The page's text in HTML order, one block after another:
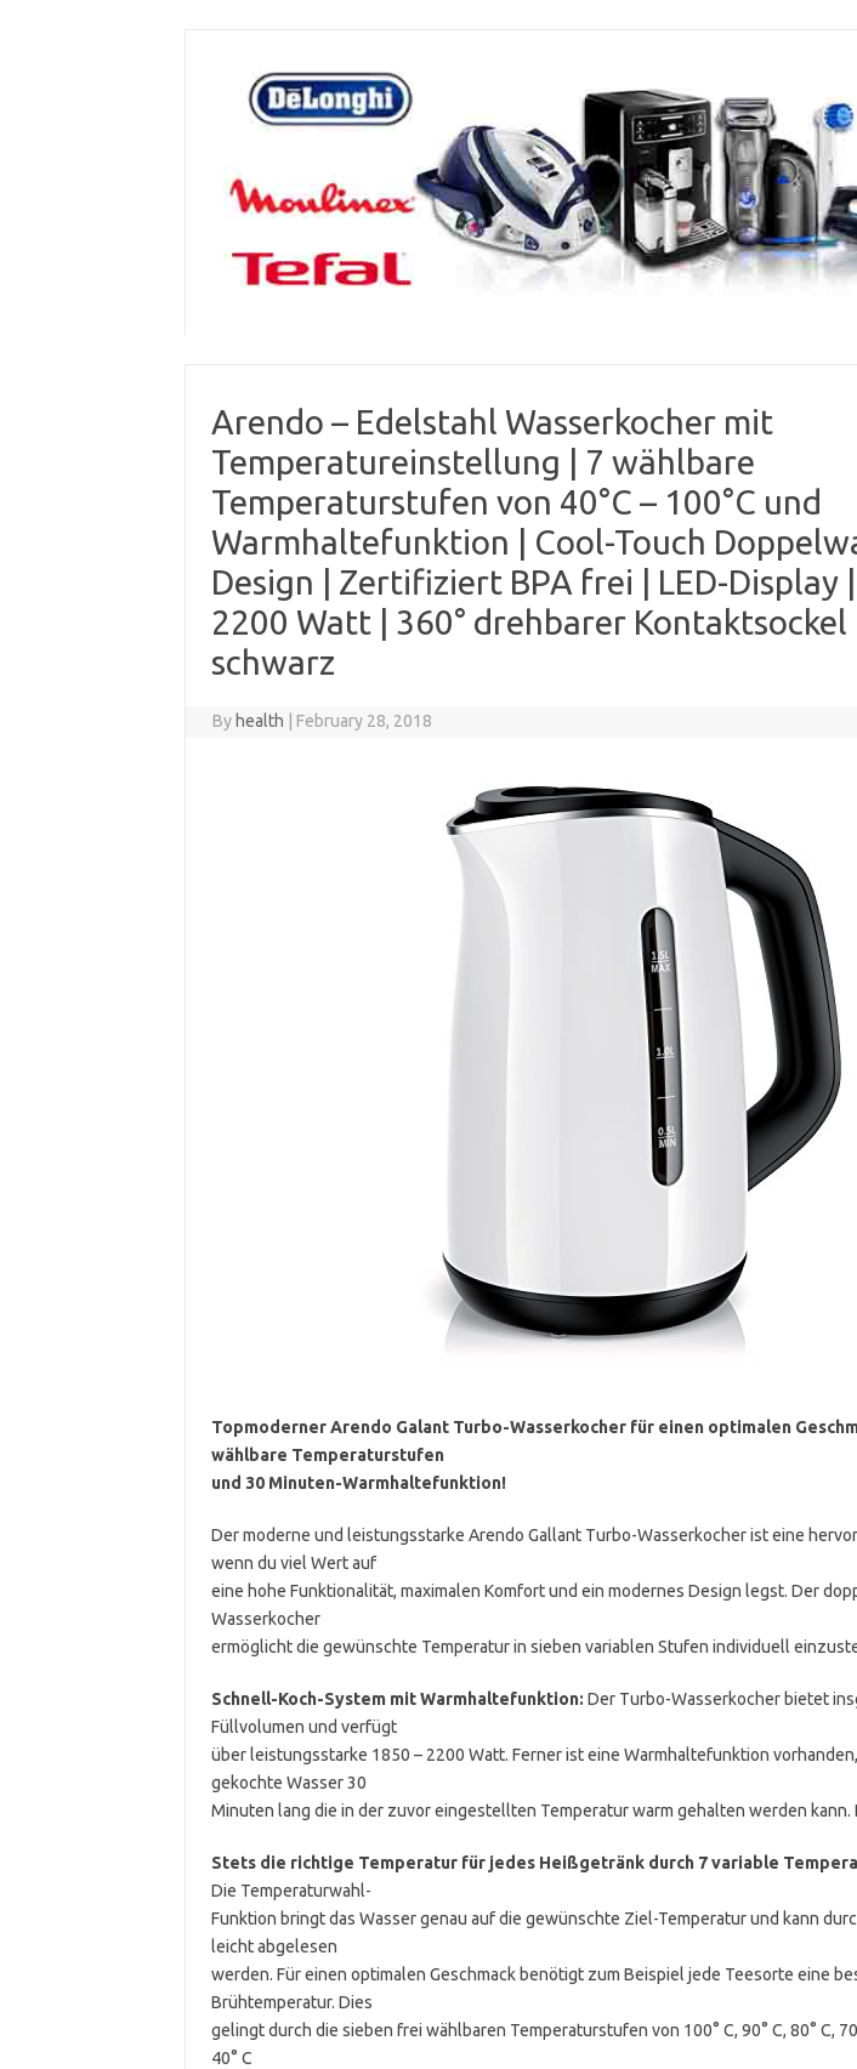
Arendo – Edelstahl Wasserkocher mit
Temperatureinstellung | 7 wählbare
Temperaturstufen von 40°C – 100°C und
Warmhaltefunktion | Cool-Touch
Design | Zertifiziert BPA frei | LED-Display |
2200 Watt | 360° drehbarer
schwarz
By health February 28, 2018
Topmoderner Arendo Galant Turbo-Wasserkocher für einen optimalen
wählbare Temperaturstufen
und 30 Minuten-Warmhaltefunktion!
Der moderne und leistungsstarke Arendo Gallant Turbo-Wasserkocher ist eine
wenn du viel Wert auf
eine hohe Funktionalität, maximalen Komfort und ein modernes Design legst. Der
Wasserkocher
ermöglicht die gewünschte Temperatur in sieben variablen Stufen individuell
Schnell-Koch-System mit Warmhaltefunktion: Der Turbo-Wasserkocher bietet
Füllvolumen und verfügt
über leistungsstarke 1850 – 2200 Watt. Ferner ist eine Warmhaltefunktion
gekochte Wasser 30
Minuten lang die in der zuvor eingestellten Temperatur warm gehalten werden kann.
Stets die richtige Temperatur für jedes Heißgetränk durch 7 variable
Die Temperaturwahl-
Funktion bringt das Wasser genau auf die gewünschte Ziel-Temperatur und kann
leicht abgelesen
werden. Für einen optimalen Geschmack benötigt zum Beispiel jede Teesorte eine
Brühtemperatur. Dies
gelingt durch die sieben frei wählbaren Temperaturstufen von 100° C, 90° C, 80° C,
40° C